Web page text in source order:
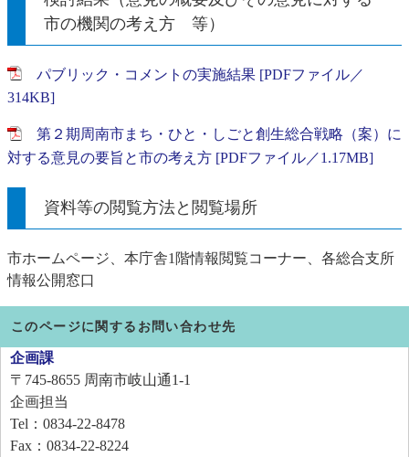
市の機関の考え方 等）
パブリック・コメントの実施結果 [PDFファイル／
314KB]
第２期周南市まち・ひと・しごと創生総合戦略（案）に
対する意見の要旨と市の考え方 [PDFファイル／1.17MB]
資料等の閲覧方法と閲覧場所
市ホームページ、本庁舎1階情報閲覧コーナー、各総合支所
情報公開窓口
このページに関するお問い合わせ先
企画課
〒745-8655 周南市岐山通1-1
企画担当
Tel：0834-22-8478
Fax：0834-22-8224